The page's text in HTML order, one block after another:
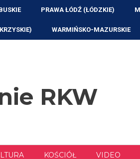
PRAWA ŁÓDŹ (ŁÓDZKIE)
WARMIŃSKO-MAZURSKIE
RKW
KOŚCIÓŁ VIDEO